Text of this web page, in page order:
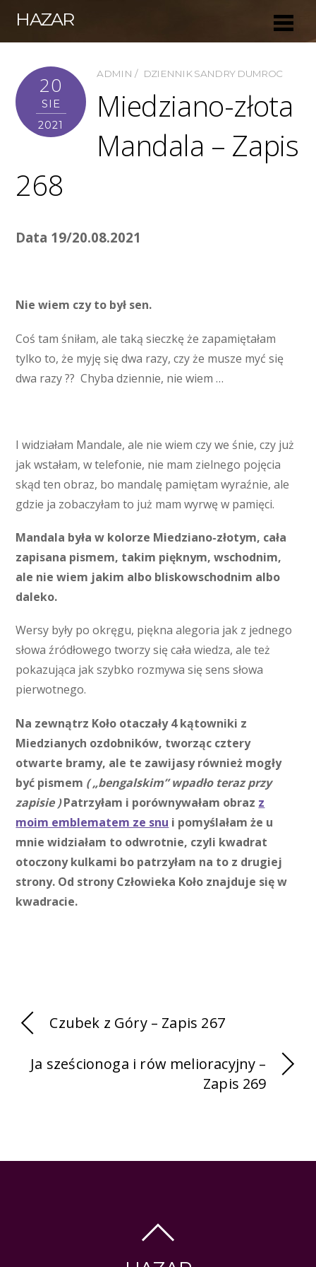
HAZAR
20
SIE
2021
ADMIN DZIENNIK SANDRY DUMROC
Miedziano-złota
Mandala – Zapis
268
Data 19/20.08.2021
Nie wiem czy to był sen.
Coś tam śniłam, ale taką sieczkę że zapamiętałam
tylko to, że myję się dwa razy, czy że musze myć się
dwa razy ?? Chyba dziennie, nie wiem …
I widziałam Mandale, ale nie wiem czy we śnie, czy już
jak wstałam, w telefonie, nie mam zielnego pojęcia
skąd ten obraz, bo mandalę pamiętam wyraźnie, ale
gdzie ja zobaczyłam to już mam wyrwę w pamięci.
Mandala była w kolorze Miedziano-złotym, cała
zapisana pismem, takim pięknym, wschodnim,
ale nie wiem jakim albo bliskowschodnim albo
daleko.
Wersy były po okręgu, piękna alegoria jak z jednego
słowa źródłowego tworzy się cała wiedza, ale też
pokazująca jak szybko rozmywa się sens słowa
pierwotnego.
Na zewnątrz Koło otaczały 4 kątowniki z
Miedzianych ozdobników, tworząc cztery
otwarte bramy, ale te zawijasy również mogły
być pismem ( „bengalskim” wpadło teraz przy
zapisie )Patrzyłam i porównywałam obraz z
moim emblematem ze snu i pomyślałam że u
mnie widziałam to odwrotnie, czyli kwadrat
otoczony kulkami bo patrzyłam na to z drugiej
strony. Od strony Człowieka Koło znajduje się w
kwadracie.
Czubek z Góry – Zapis 267
Ja sześcionoga i rów melioracyjny –
Zapis 269